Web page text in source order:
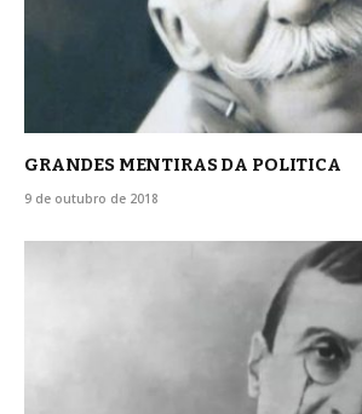
GRANDES MENTIRAS DA POLITICA
9 de outubro de 2018